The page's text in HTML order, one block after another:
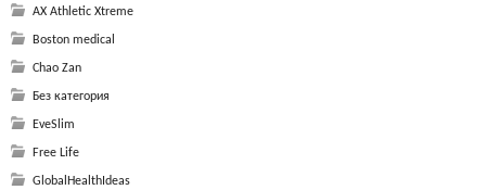
AX Athletic Xtreme
Boston medical
Chao Zan
Без категория
EveSlim
Free Life
GlobalHealthIdeas